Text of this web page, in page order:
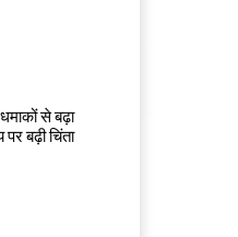
से बढ़ा
बढ़ी चिंता